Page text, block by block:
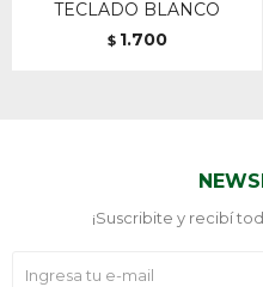
TECLADO BLANCO
$ 1.700
¡Suscribite y recibí